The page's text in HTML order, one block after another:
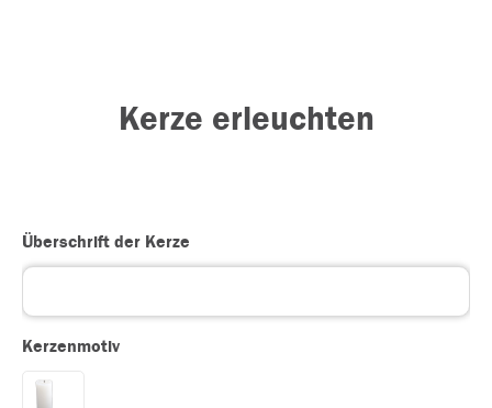
Kerze erleuchten
Überschrift der Kerze
Kerzenmotiv